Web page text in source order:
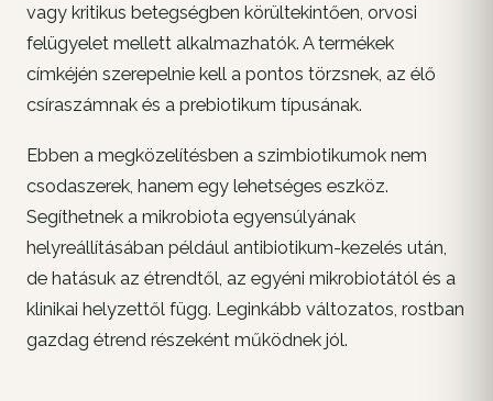
vagy kritikus betegségben körültekintően, orvosi
felügyelet mellett alkalmazhatók. A termékek
címkéjén szerepelnie kell a pontos törzsnek, az élő
csíraszámnak és a prebiotikum típusának.
Ebben a megközelítésben a szimbiotikumok nem
csodaszerek, hanem egy lehetséges eszköz.
Segíthetnek a mikrobiota egyensúlyának
helyreállításában például antibiotikum-kezelés után,
de hatásuk az étrendtől, az egyéni mikrobiotától és a
klinikai helyzettől függ. Leginkább változatos, rostban
gazdag étrend részeként működnek jól.